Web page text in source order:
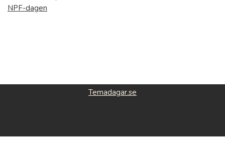
NPF-dagen
Temadagar.se